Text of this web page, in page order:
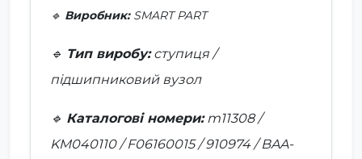
🔹 Виробник:SMART PART
🔹 Тип виробу:ступиця /
підшипниковий вузол
🔹 Каталогові номери:m11308 /
KM040110 / F06160015 / 910974 / BAA-